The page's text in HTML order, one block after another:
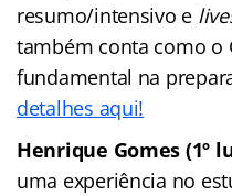
resumo/intensivo e
também conta como o
fundamental na
detalhes aqui!
Henrique Gomes (1º
uma experiência no